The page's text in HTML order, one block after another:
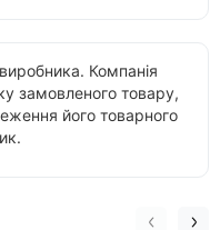
Компанія
замовленого товару,
його товарного